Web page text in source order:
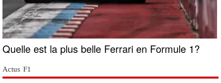
Quelle est la plus belle Ferrari en Formule 1?
Actus F1